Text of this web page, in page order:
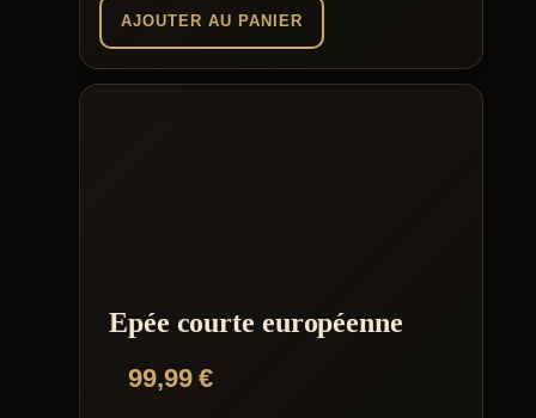
AJOUTER AU PANIER
Epée courte européenne
99,99€